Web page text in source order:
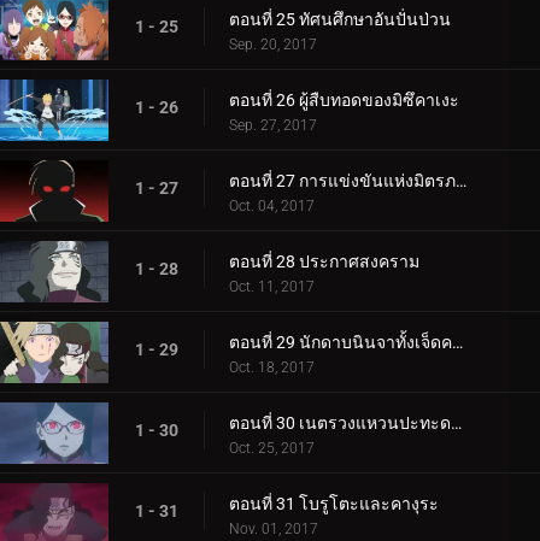
1 - 25 ตอนที่ 25 ทัศนศึกษาอันปั่นป่วน
Sep. 20, 2017
1 - 26 ตอนที่ 26 ผู้สืบทอดของมิซึคาเงะ
Sep. 27, 2017
1 - 27 ตอนที่ 27 การแข่งขันแห่งมิตรภาพของชิโนบิ
Oct. 04, 2017
1 - 28 ตอนที่ 28 ประกาศสงคราม
Oct. 11, 2017
1 - 29 ตอนที่ 29 นักดาบนินจาทั้งเจ็ดคนใหม่!
Oct. 18, 2017
1 - 30 ตอนที่ 30 เนตรวงแหวนปะทะดาบสายฟ้า เขี้ยวคิบะ!
Oct. 25, 2017
1 - 31 ตอนที่ 31 โบรูโตะและคางุระ
Nov. 01, 2017